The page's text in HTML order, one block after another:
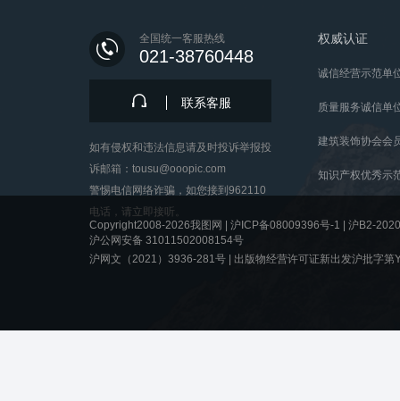
全国统一客服热线
021-38760448
联系客服
如有侵权和违法信息请及时投诉举报投
诉邮箱：tousu@ooopic.com
警惕电信网络诈骗，如您接到962110
电话，请立即接听。
权威认证
诚信经营示范单
质量服务诚信单
建筑装饰协会会
知识产权优秀示
Copyright2008-2026我图网 | 沪ICP备08009396号-1
沪B2-
沪公网安备 31011502008154号
沪网文（2021）3936-281号 | 出版物经营许可证新出发沪批字第